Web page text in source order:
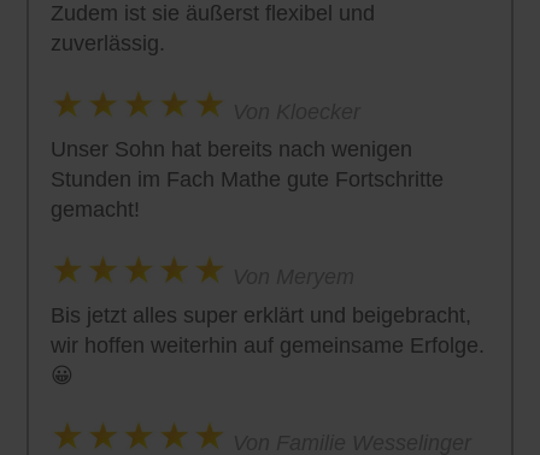
Zudem ist sie äußerst flexibel und
zuverlässig.
Unser Sohn hat bereits nach wenigen
Stunden im Fach Mathe gute Fortschritte
gemacht!
Bis jetzt alles super erklärt und beigebracht,
wir hoffen weiterhin auf gemeinsame Erfolge.
😀